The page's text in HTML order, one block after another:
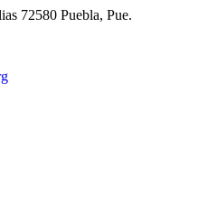
72580 Puebla, Pue.